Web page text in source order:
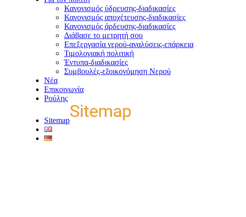
Κανονισμός ύδρευσης-διαδικασίες
Κανονισμός αποχέτευσης-διαδικασίες
Κανονισμός άρδευσης-διαδικασίες
Διάβασε το μετρητή σου
Επεξεργασία νερού-αναλύσεις-επάρκεια
Τιμολογιακή πολιτική
Έντυπα-διαδικασίες
Συμβουλές-εξοικονόμηση Νερού
Νέα
Επικοινωνία
Ρούλης
Sitemap